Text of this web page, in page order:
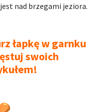
nad brzegami jeziora.
łapkę w garnku
swoich